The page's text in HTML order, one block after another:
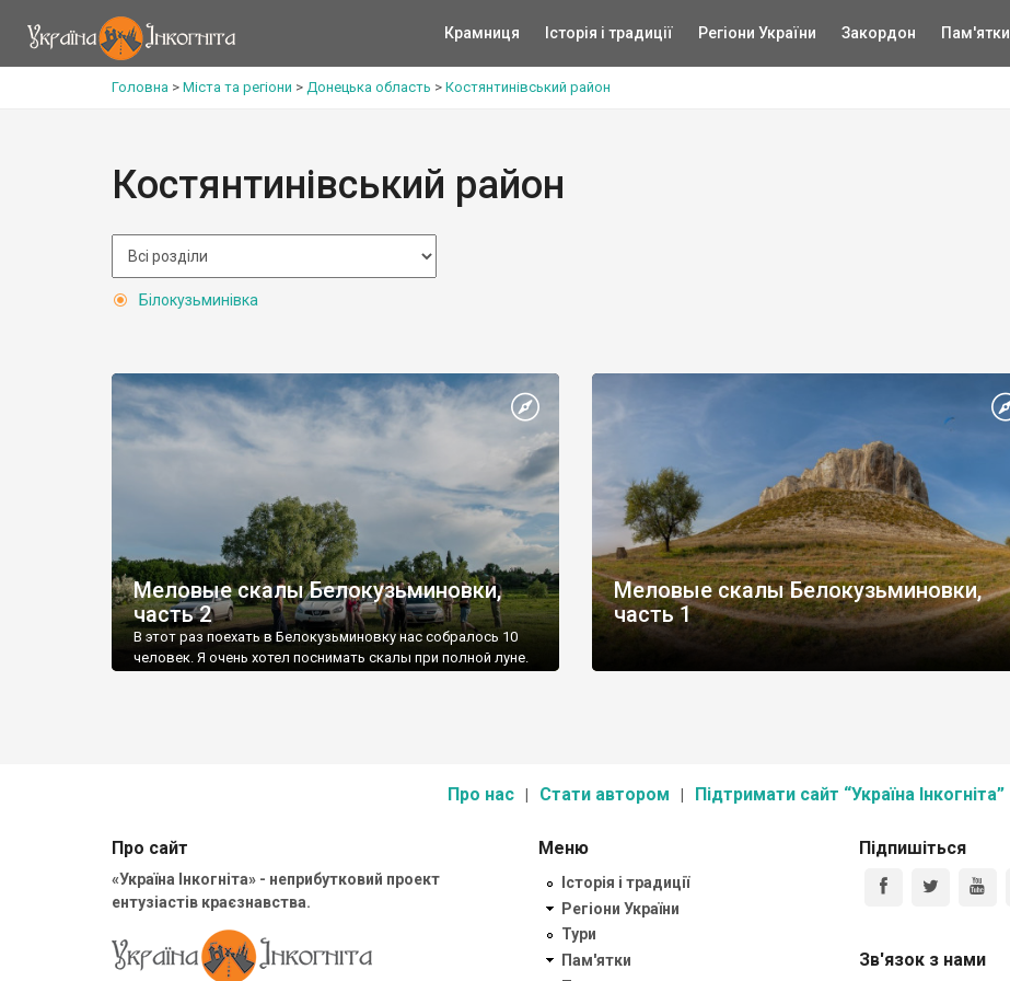
Крамниця Історія і традиції Регіони України Закордон Пам'ятки
Головна > Міста та регіони > Донецька область > Костянтинівський район
Костянтинівський район
Білокузьминівка
Меловые скалы Белокузьминовки,
часть 2
В этот раз поехать в Белокузьминовку нас собралось 10
человек. Я очень хотел поснимать скалы при полной луне.
Меловые скалы Белокузьминовки,
часть 1
Про нас Стати автором Підтримати сайт “Україна Інкогніта”
Про сайт
«Україна Інкогніта» - неприбутковий проект
ентузіастів краєзнавства.
Меню
Історія і традиції
Регіони України
Тури
Пам'ятки
Підпишіться
Зв'язок з нами